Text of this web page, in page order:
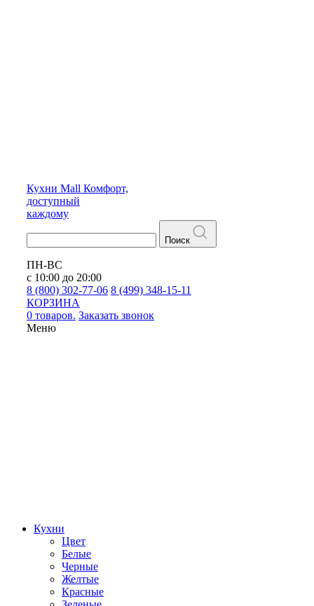
Кухни Mall Комфорт,
доступный
каждому
Поиск
ПН-ВС
с 10:00 до 20:00
8 (800) 302-77-06 8 (499) 348-15-11
КОРЗИНА
0 товаров. Заказать звонок
Меню
Кухни
Цвет
Белые
Черные
Желтые
Красные